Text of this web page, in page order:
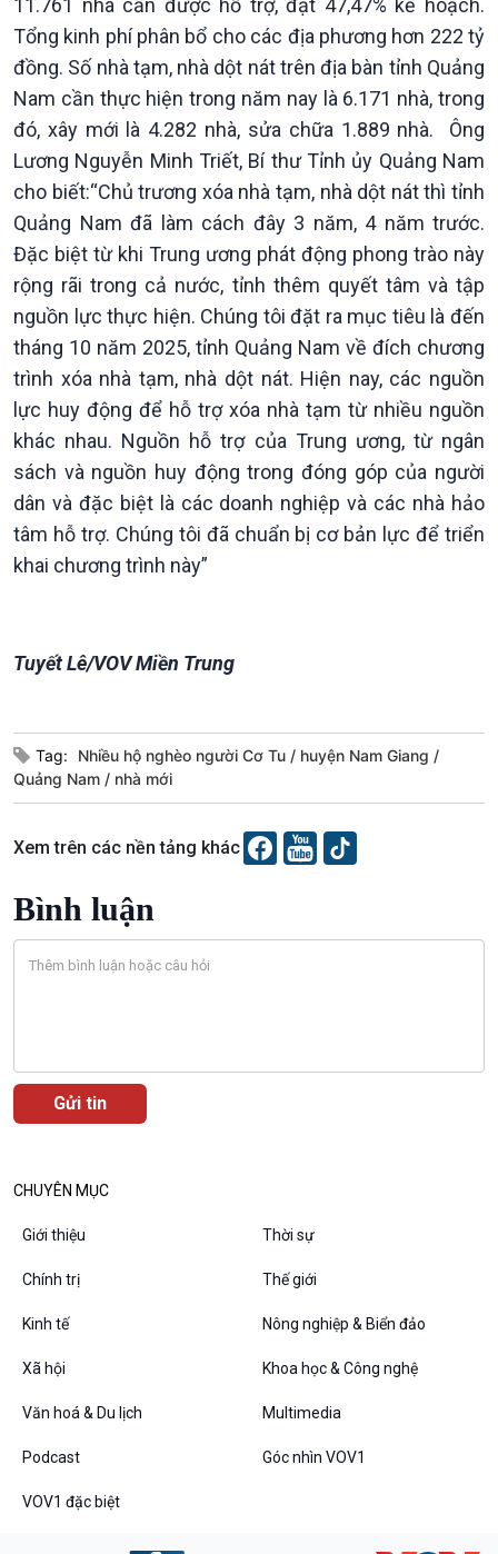
Podcast
Góc nhìn VOV1
Bình luận
10 phút Sự kiện - Luận bàn
Câu chuyện thời sự
Dòng chảy sự kiện
Đối thoại
Diễn đàn chủ nhật
Chuyện đêm
Thanh âm ký sự
Chân dung cuộc sống
Các chương trình đặc biệt
11.761 nhà cần được hỗ trợ, đạt 47,47% kế hoạch.
Tổng kinh phí phân bổ cho các địa phương hơn 222 tỷ
đồng. Số nhà tạm, nhà dột nát trên địa bàn tỉnh Quảng
Nam cần thực hiện trong năm nay là 6.171 nhà, trong
đó, xây mới là 4.282 nhà, sửa chữa 1.889 nhà. Ông
Lương Nguyễn Minh Triết, Bí thư Tỉnh ủy Quảng Nam
cho biết:“Chủ trương xóa nhà tạm, nhà dột nát thì tỉnh
Quảng Nam đã làm cách đây 3 năm, 4 năm trước.
Đặc biệt từ khi Trung ương phát động phong trào này
rộng rãi trong cả nước, tỉnh thêm quyết tâm và tập
nguồn lực thực hiện. Chúng tôi đặt ra mục tiêu là đến
tháng 10 năm 2025, tỉnh Quảng Nam về đích chương
trình xóa nhà tạm, nhà dột nát. Hiện nay, các nguồn
lực huy động để hỗ trợ xóa nhà tạm từ nhiều nguồn
khác nhau. Nguồn hỗ trợ của Trung ương, từ ngân
sách và nguồn huy động trong đóng góp của người
dân và đặc biệt là các doanh nghiệp và các nhà hảo
tâm hỗ trợ. Chúng tôi đã chuẩn bị cơ bản lực để triển
khai chương trình này”
Tuyết Lê/VOV Miền Trung
Tag: Nhiều hộ nghèo người Cơ Tu
huyện Nam Giang
Quảng Nam
nhà mới
Xem trên các nền tảng khác
Bình luận
CHUYÊN MỤC
Giới thiệu Thời sự
Chính trị Thế giới
Kinh tế Nông nghiệp & Biển đảo
Xã hội Khoa học & Công nghệ
Văn hoá & Du lịch Multimedia
Podcast Góc nhìn VOV1
VOV1 đặc biệt